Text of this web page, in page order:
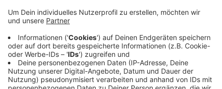
Veröffentlicht:Mittwoch, 25.09.2024 06:34
Anzeige
Der 33-jährige habe am Dienstagnachmittag (24.09.) im
Löhcenter einen Besucher bedroht - und sei danach